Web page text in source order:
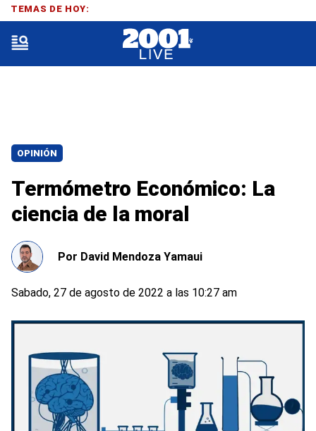
OPINIÓN
Termómetro Económico: La
ciencia de la moral
Por David Mendoza Yamaui
Sabado, 27 de agosto de 2022 a las 10:27 am
TEMAS DE HOY: